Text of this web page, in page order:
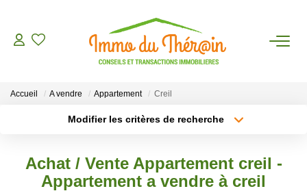
ESTIMER
Accueil A vendre Appartement Creil
Modifier les critères de recherche
Sélectionnez...
Type de bien
Surface min
Achat / Vente Appartement creil -
Appartement a vendre à creil